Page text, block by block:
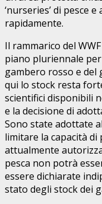
‘nurseries’ di pesce
rapidamente.
Il rammarico del
piano pluriennale
gambero rosso e del
qui lo stock resta
scientifici disponibili
e la decisione di
Sono state adottate
limitare la capacità di
attualmente
pesca non potrà
essere dichiarate
stato degli stock dei